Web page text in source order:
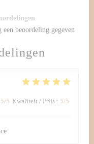
5/5 Kwaliteit / Prijs : 5/5
een beoordeling gegeven